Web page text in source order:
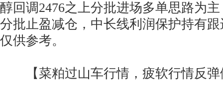
醇回调2476之上分批进场多单思路为
分批止盈减仓，中长线利润保护持有
仅供参考。
【菜粕过山车行情，疲软行情反弹